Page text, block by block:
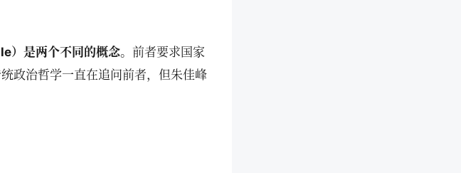
是两个不同的概念。 前者要求国家
政治哲学一直在追问前者，但朱佳峰